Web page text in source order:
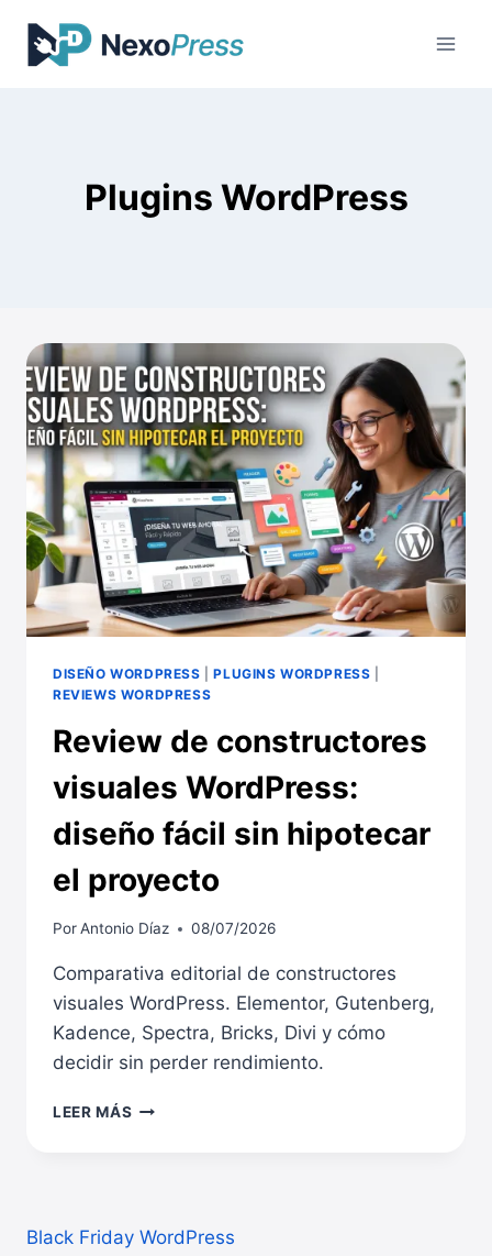
contenido
Plugins WordPress
DISEÑO WORDPRESS |PLUGINS WORDPRESS
REVIEWS WORDPRESS
Review de constructores
visuales WordPress:
diseño fácil sin hipotecar
el proyecto
PorAntonio Díaz 08/07/2026
Comparativa editorial de constructores
visuales WordPress. Elementor, Gutenberg,
Kadence, Spectra, Bricks, Divi y cómo
decidir sin perder rendimiento.
LEER MÁS REVIEW
FÁCIL
Black Friday WordPress